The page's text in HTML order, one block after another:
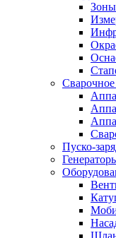
Пуско-